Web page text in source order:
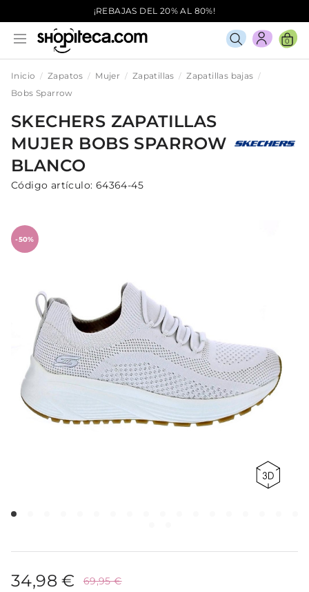
¡REBAJAS DEL 20% AL 80%!
0
Inicio Zapatos Mujer Zapatillas
Zapatillas bajas
Bobs Sparrow
SKECHERS ZAPATILLAS
MUJER BOBS SPARROW
BLANCO
Código artículo: 64364-45
-50%
34,98 € 69,95 €